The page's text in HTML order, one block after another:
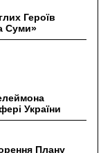
Героїв
Суми»
України
Плану